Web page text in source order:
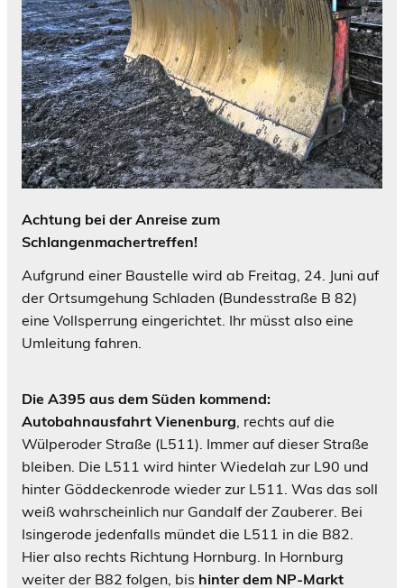
Achtung bei der Anreise zum
Schlangenmachertreffen!
Aufgrund einer Baustelle wird ab Freitag, 24. Juni auf
der Ortsumgehung Schladen (Bundesstraße B 82)
eine Vollsperrung eingerichtet. Ihr müsst also eine
Umleitung fahren.
Die A395 aus dem Süden kommend:
Autobahnausfahrt Vienenburg, rechts auf die
Wülperoder Straße (L511). Immer auf dieser Straße
bleiben. Die L511 wird hinter Wiedelah zur L90 und
hinter Göddeckenrode wieder zur L511. Was das soll
weiß wahrscheinlich nur Gandalf der Zauberer. Bei
Isingerode jedenfalls mündet die L511 in die B82.
Hier also rechts Richtung Hornburg. In Hornburg
weiter der B82 folgen, bis hinter dem NP-Markt